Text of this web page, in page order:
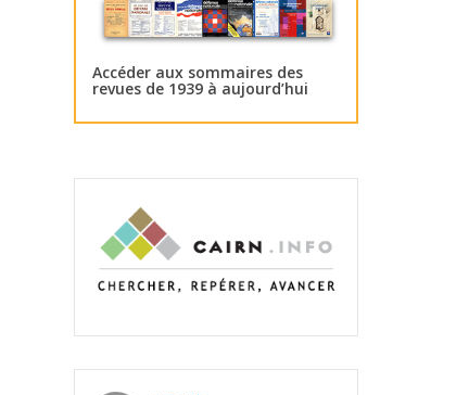
Accéder aux sommaires des
revues de 1939 à aujourd’hui